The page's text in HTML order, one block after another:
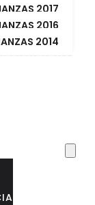
2017
2016
2014